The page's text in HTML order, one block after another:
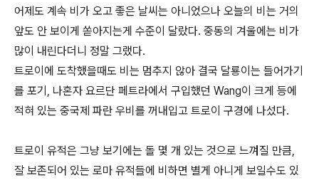
어제도 계속 비가 오고 좋은 날씨는 아니었으나 오늘의 비는 거의
앞도 안 보이게 쏟아지는게 수준이 달랐다. 중동의 겨울에는 비가
많이 내린다더니 정말 그랬다.
트로이에 도착했을때도 비는 멈추지 않아 결국 달룡이는 들어가기
를 포기, 나혼자 요르단 페트라에서 구입했던 Wang이 크게 등에
적혀 있는 중국제 파란 우비를 꺼내입고 트로이 구경에 나섰다.
트로이 유적은 그냥 보기에는 돌 몇 개 있는 것으로 느껴질 만큼,
잘 보존되어 있는 로마 유적들에 비하면 별게 아니게 보일수도 있